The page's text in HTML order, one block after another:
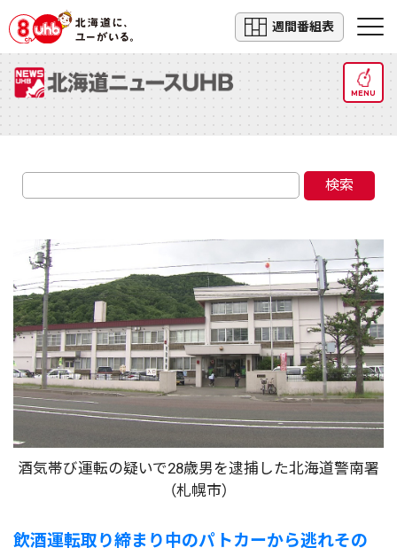
週間番組表
MENU
検索
酒気帯び運転の疑いで28歳男を逮捕した北海道警南署
（札幌市）
飲酒運転取り締まり中のパトカーから逃れその